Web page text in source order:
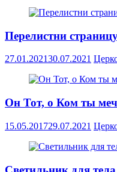
Перелистни
27.01.202130.07.2021
Он Тот, о Ком ты
15.05.201729.07.2021